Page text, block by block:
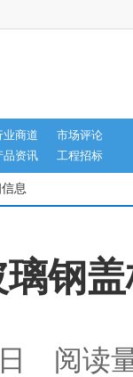
业商道
市场评论
品资讯
工程招标
息
钢
日 阅